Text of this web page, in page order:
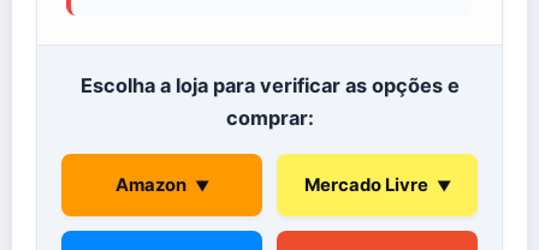
Escolha a loja para verificar as opções e
comprar:
Amazon ▼ Mercado Livre ▼